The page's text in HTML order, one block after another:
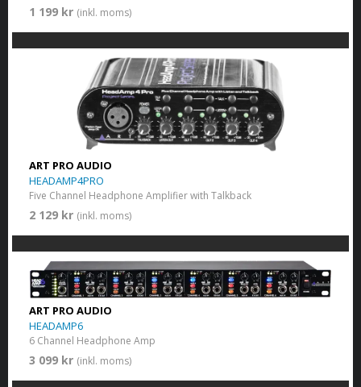
1 199 kr (inkl. moms)
ART PRO AUDIO
HEADAMP4PRO
Five Channel Headphone Amplifier with Talkback
2 129 kr (inkl. moms)
ART PRO AUDIO
HEADAMP6
6 Channel Headphone Amp
3 099 kr (inkl. moms)